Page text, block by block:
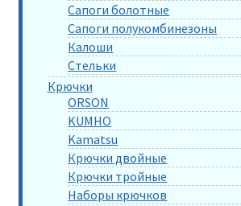
Сапоги болотные
Сапоги полукомбинезоны
Калоши
Стельки
Крючки
ORSON
KUMHO
Kamatsu
Крючки двойные
Крючки тройные
Наборы крючков